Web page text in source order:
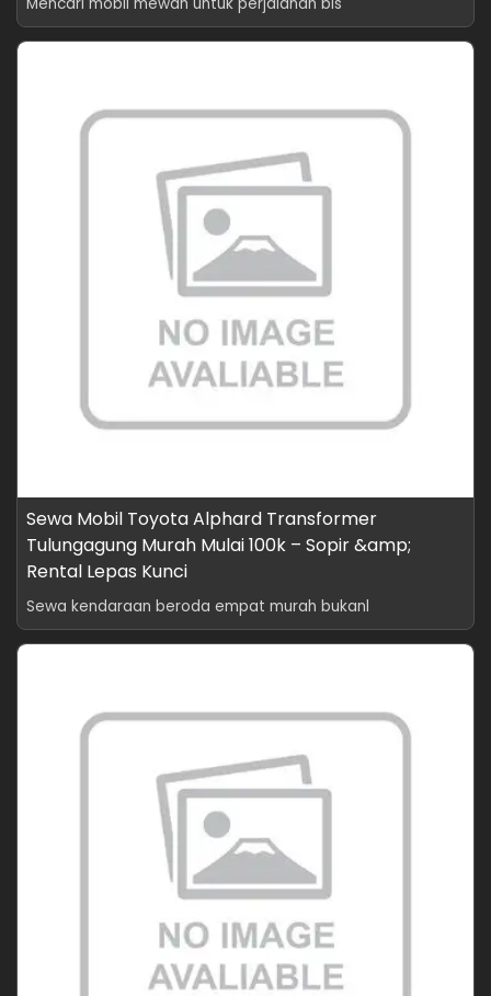
Sewa Mobil Toyota Alphard Transformer
Tulungagung Murah Mulai 100k – Sopir &amp;
Rental Lepas Kunci
Sewa kendaraan beroda empat murah bukanl